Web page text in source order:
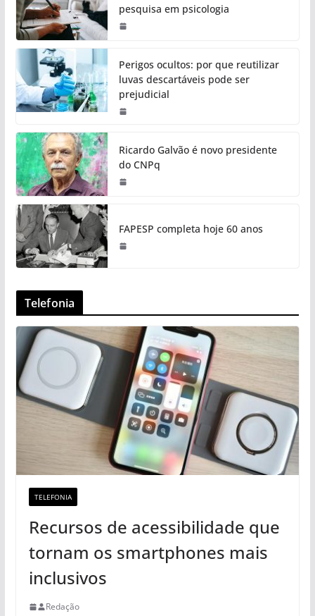
pesquisa em psicologia
Perigos ocultos: por que reutilizar
luvas descartáveis pode ser
prejudicial
Ricardo Galvão é novo presidente
do CNPq
FAPESP completa hoje 60 anos
Telefonia
TELEFONIA
Recursos de acessibilidade que
tornam os smartphones mais
inclusivos
Redação